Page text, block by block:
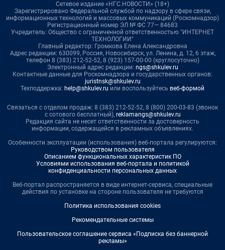
Сетевое издание «НГС.НОВОСТИ» (18+)
Зарегистрировано Федеральной службой по надзору в сфере связи,
информационных технологий и массовых коммуникаций (Роскомнадзор)
Регистрационный номер ЭЛ № ФС 77— 84683
Учредитель: Общество с ограниченной ответственностью "ИНТЕРНЕТ
ТЕХНОЛОГИИ"
Главный редактор: Громкова Елена Александровна
Адрес редакции: 630099, Россия, Новосибирск, ул. Ленина, д. 12, 6 этаж,
телефон 8 (383) 212-52-52, 8 (923) 157-00-00 (круглосуточно)
Электронный адрес редакции: ngs@shkulev.ru
Контактные данные для Роскомнадзора и государственных органов:
juristnsk@shkulev.ru
Техподдержка: help@shkulev.ru или воспользуйтесь веб-формой
Связаться с отделом продаж: 8 (383) 212-52-52, 8 (800) 200-03-83 (звонок
с сотового бесплатный), reklamangs@shkulev.ru
Редакция сайта не несет ответственности за достоверность
информации, содержащейся в рекламных объявлениях.
Особенности эксплуатации (использования) веб-портала регулируются:
Руководством пользователя
Описанием функциональных характеристик ПО
Условиями использования веб-портала и политикой
конфиденциальности персональных данных
Веб-портал распространяется в виде интернет-сервиса, специальные
действия по установке на стороне пользователя не требуются
Политика использования cookies
Рекомендательные системы
Пользовательское соглашение сервиса «Подписка без баннерной
рекламы»